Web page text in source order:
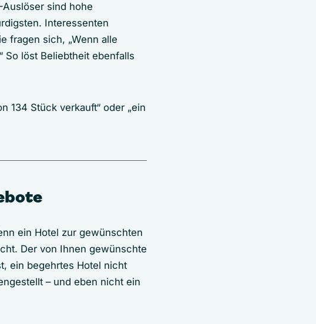
sind hohe
Interessenten
fragen sich, „Wenn alle
So löst Beliebtheit ebenfalls
134 Stück verkauft“ oder „ein
ein Hotel zur gewünschten
Der von Ihnen gewünschte
ein begehrtes Hotel nicht
– und eben nicht ein